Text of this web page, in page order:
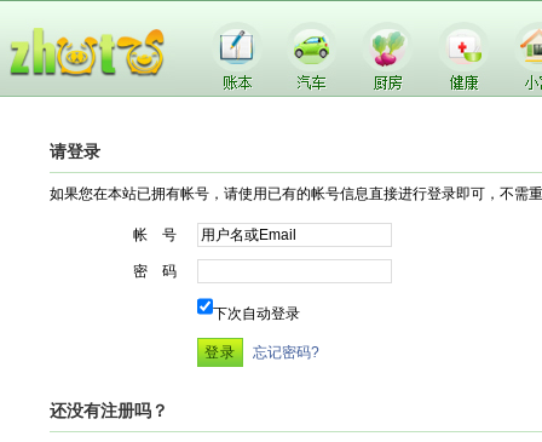
请登录
如果您在本站已拥有帐号，请使用已有的帐号信息直接进行登录即可，不需
帐 号
密 码
下次自动登录
忘记密码?
还没有注册吗？